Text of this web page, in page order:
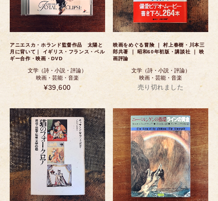
アニエスカ・ホランド監督作品 太陽と
月に背いて｜ イギリス・フランス・ベル
ギー合作・映画・DVD
文学（詩・小説・評論）
映画・芸能・音楽
¥39,600
映画をめぐる冒険 ｜ 村上春樹・川本三
郎共著 ｜ 昭和60年初版・講談社 ｜ 映
画評論
文学（詩・小説・評論）
映画・芸能・音楽
売り切れました